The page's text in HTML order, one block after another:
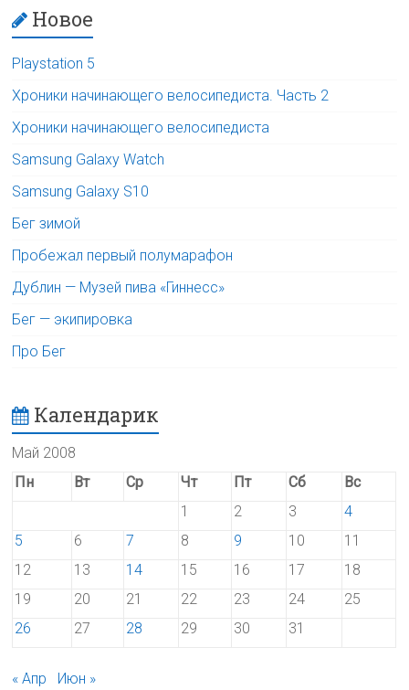
Новое
Playstation 5
Хроники начинающего велосипедиста. Часть 2
Хроники начинающего велосипедиста
Samsung Galaxy Watch
Samsung Galaxy S10
Бег зимой
Пробежал первый полумарафон
Дублин — Музей пива «Гиннесс»
Бег — экипировка
Про Бег
Календарик
Май 2008
Пн
Вт Ср Чт Пт Сб
Вс
1
2 3
4
5
6 7 8 9 10
11
12
13 14 15 16 17
18
19
20 21 22 23 24
25
26
27 28 29 30 31
« Апр Июн »